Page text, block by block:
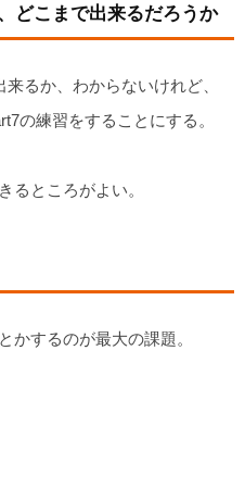
どこまで出来るだろうか
るか、わからないけれど、
の練習をすることにする。
るところがよい。
かするのが最大の課題。